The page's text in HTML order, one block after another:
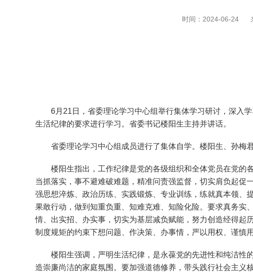
时间：2024-06-24
6月21日，省委理论学习中心组举行集体学习研讨，深入学
生活纪律的要求进行学习。省委书记楼阳生主持并讲话。
省委理论学习中心组成员进行了集体自学。楼阳生、孙梅君
楼阳生指出，工作纪律是党的各级组织和全体党员在党的
当抓落实，事不避难破难题，精准问责强监督，切实肩负起
强思想淬炼、政治历练、实践锻炼、专业训练，练就真本领、
果敢行动，做到知重负重、知难克难、知险化险。要求真务实
情、出实招、办实事，切实为基层减负赋能，努力创造经得起
制度规矩的约束下想问题、作决策、办事情，严以用权、谨慎
楼阳生强调，严明生活纪律，是永葆党的先进性和纯洁性
造崇廉尚洁的家庭氛围。要加强道德修养，带头践行社会主义